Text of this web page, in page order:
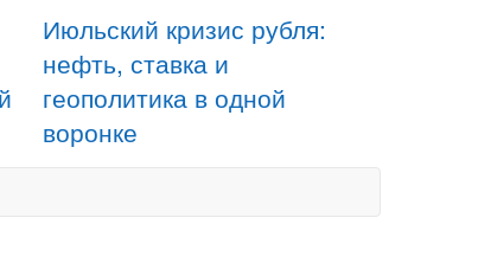
Июльский кризис рубля:
нефть, ставка и
геополитика в одной
воронке